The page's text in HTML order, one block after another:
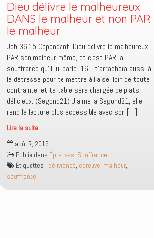
des
causes
et
des
dénouements
différents
Dieu délivre le malheureux
DANS le malheur et non PAR
le malheur
Job 36:15 Cependant, Dieu délivre le malheureux
PAR son malheur même, et c’est PAR la
souffrance qu’il lui parle. 16 Il t’arrachera aussi à
la détresse pour te mettre à l’aise, loin de toute
contrainte, et ta table sera chargée de plats
délicieux. (Segond21) J’aime la Segond21, elle
rend la lecture plus accessible avec son […]
Lire la suite
Dieu
délivre
le
malheureux
DANS
août 7, 2019
Publié dans Épreuves, Souffrance
Étiquettes : délivrance, epreuve, malheur,
souffrance